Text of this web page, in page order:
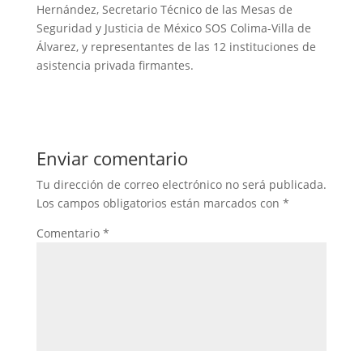
Hernández, Secretario Técnico de las Mesas de
Seguridad y Justicia de México SOS Colima-Villa de
Álvarez, y representantes de las 12 instituciones de
asistencia privada firmantes.
Enviar comentario
Tu dirección de correo electrónico no será publicada.
Los campos obligatorios están marcados con *
Comentario *